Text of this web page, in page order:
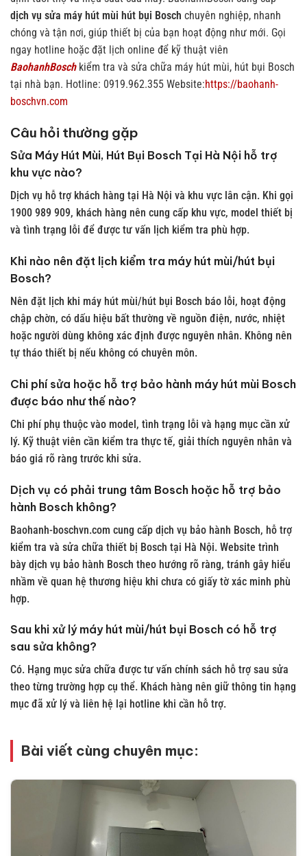
dịch vụ sửa máy hút mùi hút bụi Bosch chuyên nghiệp, nhanh
chóng và tận nơi, giúp thiết bị của bạn hoạt động như mới. Gọi
ngay hotline hoặc đặt lịch online để kỹ thuật viên
BaohanhBosch kiểm tra và sửa chữa máy hút mùi, hút bụi Bosch
tại nhà bạn. Hotline: 0919.962.355 Website:https://baohanh-
boschvn.com
Câu hỏi thường gặp
Sửa Máy Hút Mùi, Hút Bụi Bosch Tại Hà Nội hỗ trợ
khu vực nào?
Dịch vụ hỗ trợ khách hàng tại Hà Nội và khu vực lân cận. Khi gọi
1900 989 909, khách hàng nên cung cấp khu vực, model thiết bị
và tình trạng lỗi để được tư vấn lịch kiểm tra phù hợp.
Khi nào nên đặt lịch kiểm tra máy hút mùi/hút bụi
Bosch?
Nên đặt lịch khi máy hút mùi/hút bụi Bosch báo lỗi, hoạt động
chập chờn, có dấu hiệu bất thường về nguồn điện, nước, nhiệt
hoặc người dùng không xác định được nguyên nhân. Không nên
tự tháo thiết bị nếu không có chuyên môn.
Chi phí sửa hoặc hỗ trợ bảo hành máy hút mùi Bosch
được báo như thế nào?
Chi phí phụ thuộc vào model, tình trạng lỗi và hạng mục cần xử
lý. Kỹ thuật viên cần kiểm tra thực tế, giải thích nguyên nhân và
báo giá rõ ràng trước khi sửa.
Dịch vụ có phải trung tâm Bosch hoặc hỗ trợ bảo
hành Bosch không?
Baohanh-boschvn.com cung cấp dịch vụ bảo hành Bosch, hỗ trợ
kiểm tra và sửa chữa thiết bị Bosch tại Hà Nội. Website trình
bày dịch vụ bảo hành Bosch theo hướng rõ ràng, tránh gây hiểu
nhầm về quan hệ thương hiệu khi chưa có giấy tờ xác minh phù
hợp.
Sau khi xử lý máy hút mùi/hút bụi Bosch có hỗ trợ
sau sửa không?
Có. Hạng mục sửa chữa được tư vấn chính sách hỗ trợ sau sửa
theo từng trường hợp cụ thể. Khách hàng nên giữ thông tin hạng
mục đã xử lý và liên hệ lại hotline khi cần hỗ trợ.
Bài viết cùng chuyên mục: